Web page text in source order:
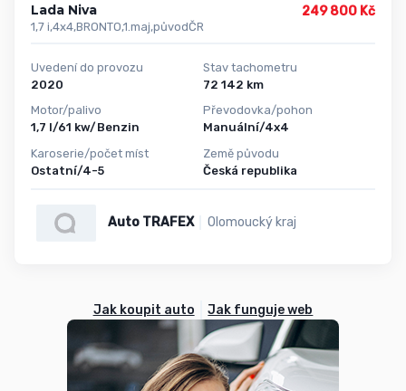
Lada Niva
1,7 i,4x4,BRONTO,1.maj,původČR
249 800 Kč
Uvedení do provozu
2020
Motor/palivo
1,7 l/61 kw/Benzin
Karoserie/počet míst
Ostatní/4-5
Stav tachometru
72 142 km
Převodovka/pohon
Manuální/4x4
Země původu
Česká republika
Auto TRAFEX Olomoucký kraj
Jak koupit auto Jak funguje web